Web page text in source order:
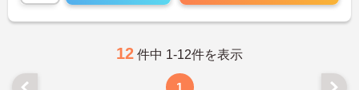
12 件中 1-12件を表示
1